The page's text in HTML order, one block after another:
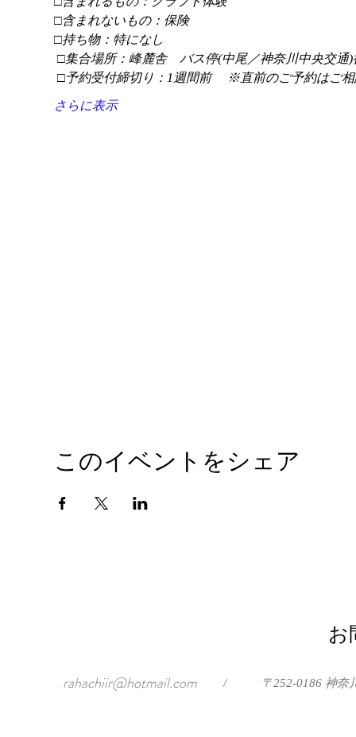
□含まれないもの：保険
□持ち物：特になし
□集合場所：峰麓舎　バス停(中尾／神奈川中央交通)
□予約受付締切り：1週間前 　※直前のご予約はご
さらに表示
このイベントをシェア
お
rahachiir@hotmail.com / 〒252-0186 神奈